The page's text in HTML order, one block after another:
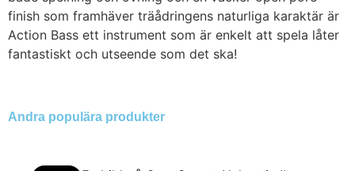
finish som framhäver träådringens naturliga karaktär är
Action Bass ett instrument som är enkelt att spela låter
fantastiskt och utseende som det ska!
Andra populära produkter